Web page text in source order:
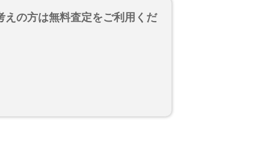
の方は無料査定をご利用くだ